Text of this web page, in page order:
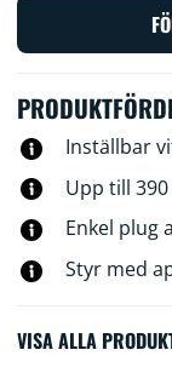
behov och
via Wi-Fi med
Inställbar
Upp till
Enkel plug
Styr med
VISA ALLA